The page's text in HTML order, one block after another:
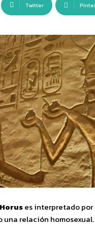
Twitter
Horuses interpretado
relación